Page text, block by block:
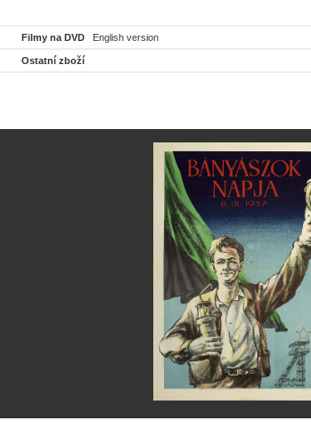
Filmy na DVD English version
Ostatní zboží